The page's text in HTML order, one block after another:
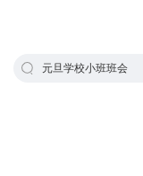
元旦学校小班班会